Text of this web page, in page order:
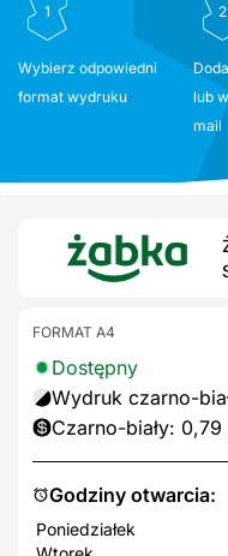
1
Wybierz odpowiedni
format wydruku
2
lub
mail
Godziny otwarcia:
Poniedziałek
FORMAT A4
Dostępny
Wydruk czarno-
Czarno-biały: 0,79